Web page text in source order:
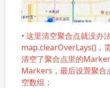
• 这里清空聚合点就没办
map.clearOverLays()，
清空了聚合点里的
Markers，最后设置聚合
空数组：